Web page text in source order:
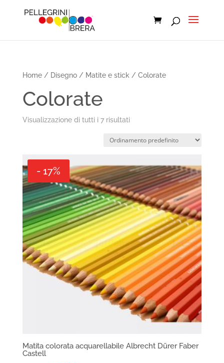
Home/ Disegno/ Matite e stick / Colorate
Colorate
Visualizzazione di tutti i 7 risultati
- 17%
Matita colorata acquarellabile Albrecht Dürer Faber
Castell